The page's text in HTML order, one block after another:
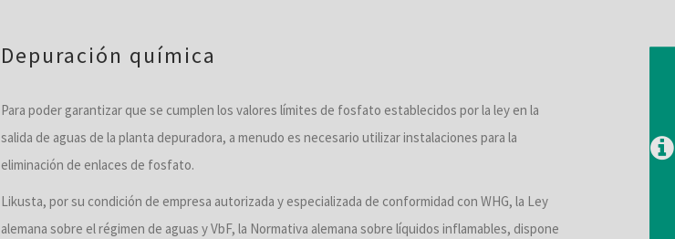
Depuración química
Para poder garantizar que se cumplen los valores límites de fosfato establecidos por la ley en la
salida de aguas de la planta depuradora, a menudo es necesario utilizar instalaciones para la
eliminación de enlaces de fosfato.
Likusta, por su condición de empresa autorizada y especializada de conformidad con WHG, la Ley
alemana sobre el régimen de aguas y VbF, la Normativa alemana sobre líquidos inflamables, dispone